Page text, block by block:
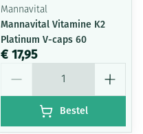
Mannavital
Mannavital Vitamine K2
Platinum V-caps 60
€ 17,95
Bestel